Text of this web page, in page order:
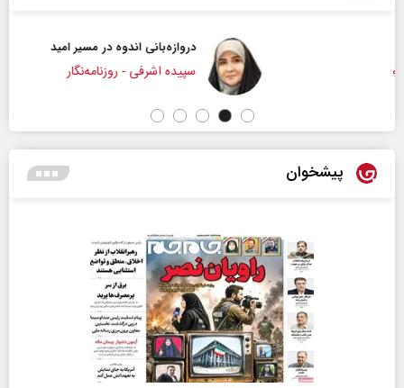
دروازه‌بانی اندوه در مسیر امید
سپیده اشرفی - روزنامه‌نگار
پیشخوان